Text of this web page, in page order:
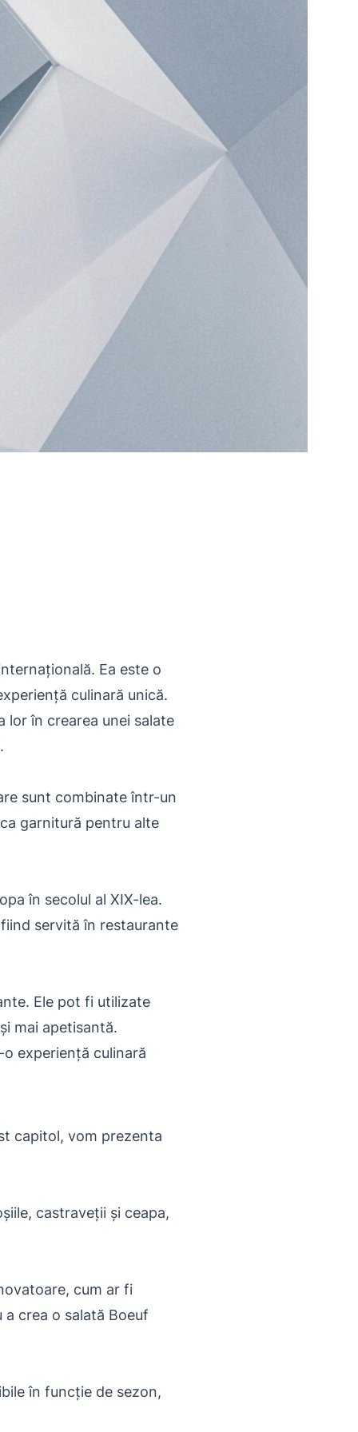
Ea este o
culinară unică.
lor în crearea unei salate
sunt combinate într-un
garnitură pentru alte
în secolul al XIX-lea.
servită în restaurante
Ele pot fi utilizate
mai apetisantă.
experiență culinară
capitol, vom prezenta
castraveții și ceapa,
cum ar fi
crea o salată Boeuf
în funcție de sezon,